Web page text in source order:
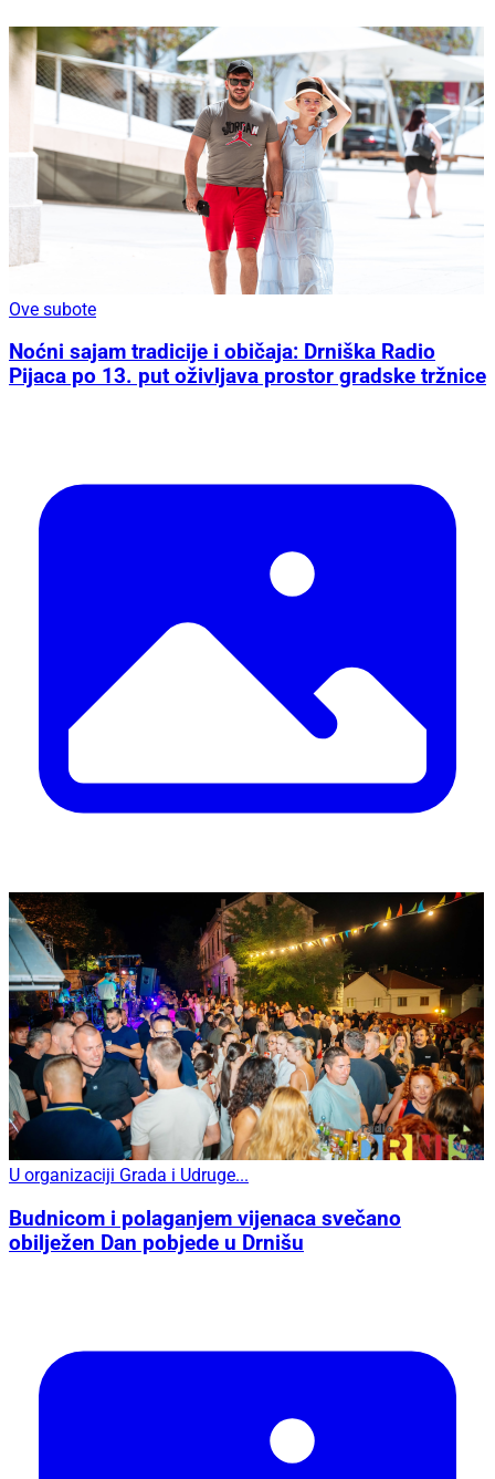
Ove subote
Noćni sajam tradicije i običaja: Drniška Radio
Pijaca po 13. put oživljava prostor gradske tržnice
U organizaciji Grada i Udruge...
Budnicom i polaganjem vijenaca svečano
obilježen Dan pobjede u Drnišu